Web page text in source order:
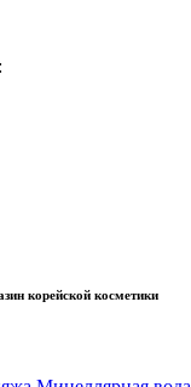
корейской косметики